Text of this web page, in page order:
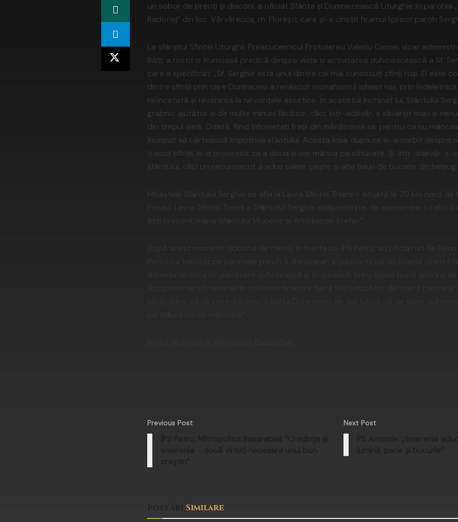
un sobor de preoţi şi diaconi, a oficiat Sfânta şi Dumnezeiască Liturghie în parohia
Radonej” din loc. Vărvăreuca, rn. Floreşti, care şi-a cinstit hramul (preot paroh
La sfârşitul Sfintei Liturghii, Preacucernicul Protoiereu Valeriu Cernei, vicar
Bălţi, a rostit o frumoasă predică despre viaţa şi activitatea duhovnicească a Sf.
care a specificat: „Sf. Serghie este unul dintre cei mai cunoscuţi sfinţi ruşi. El este
dintre sfinţii prin care Dumnezeu a renăscut monahismul isihast rus, prin
neîncetată şi revenirea la nevoinţele ascetice. În acatistul închinat lui, Sfântului
grabnic ajutător şi de multe minuni făcător, căci, într-adevăr, a săvârşit mari şi
din timpul vieţii. Odată, fiind înfometaţi fraţii din mănăstirea sa, pentru ca nu
Previous Post Next Post
Similare